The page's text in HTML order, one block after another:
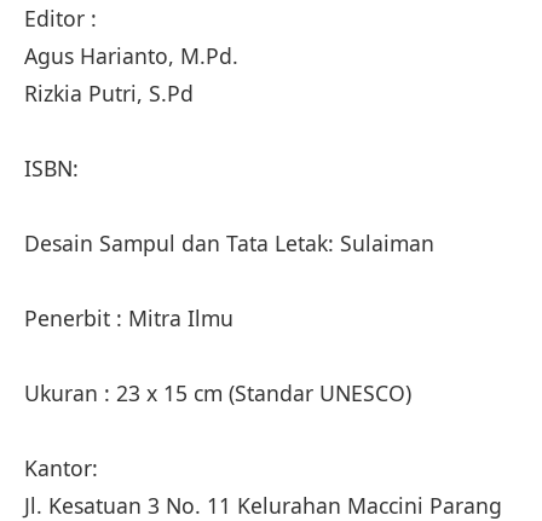
Editor :
Agus Harianto, M.Pd.
Rizkia Putri, S.Pd
ISBN:
Desain Sampul dan Tata Letak: Sulaiman
Penerbit : Mitra Ilmu
Ukuran : 23 x 15 cm (Standar UNESCO)
Kantor:
Jl. Kesatuan 3 No. 11 Kelurahan Maccini Parang